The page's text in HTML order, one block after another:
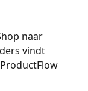
naar
vindt